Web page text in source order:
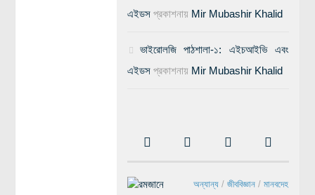
এইডসপ্রকাশনায় Mir Mubashir Khalid
ভাইরোলজি পাঠশালা-১: এইচআইভি এবং
এইডসপ্রকাশনায় Mir Mubashir Khalid
অন্যান্য/ জীববিজ্ঞান/ মানবদেহ